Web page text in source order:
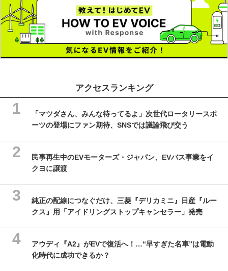
アクセスランキング
「マツダさん、みんな待ってるよ」次世代ロータリースポ
ーツの登場にファン期待、SNSでは議論飛び交う
民事再生中のEVモーターズ・ジャパン、EVバス事業をイ
クヨに譲渡
純正の配線につなぐだけ、三菱『デリカミニ』日産『ルー
クス』用「アイドリングストップキャンセラー」発売
アウディ『A2』がEVで復活へ！…“早すぎた名車”は電動
化時代に成功できるか？